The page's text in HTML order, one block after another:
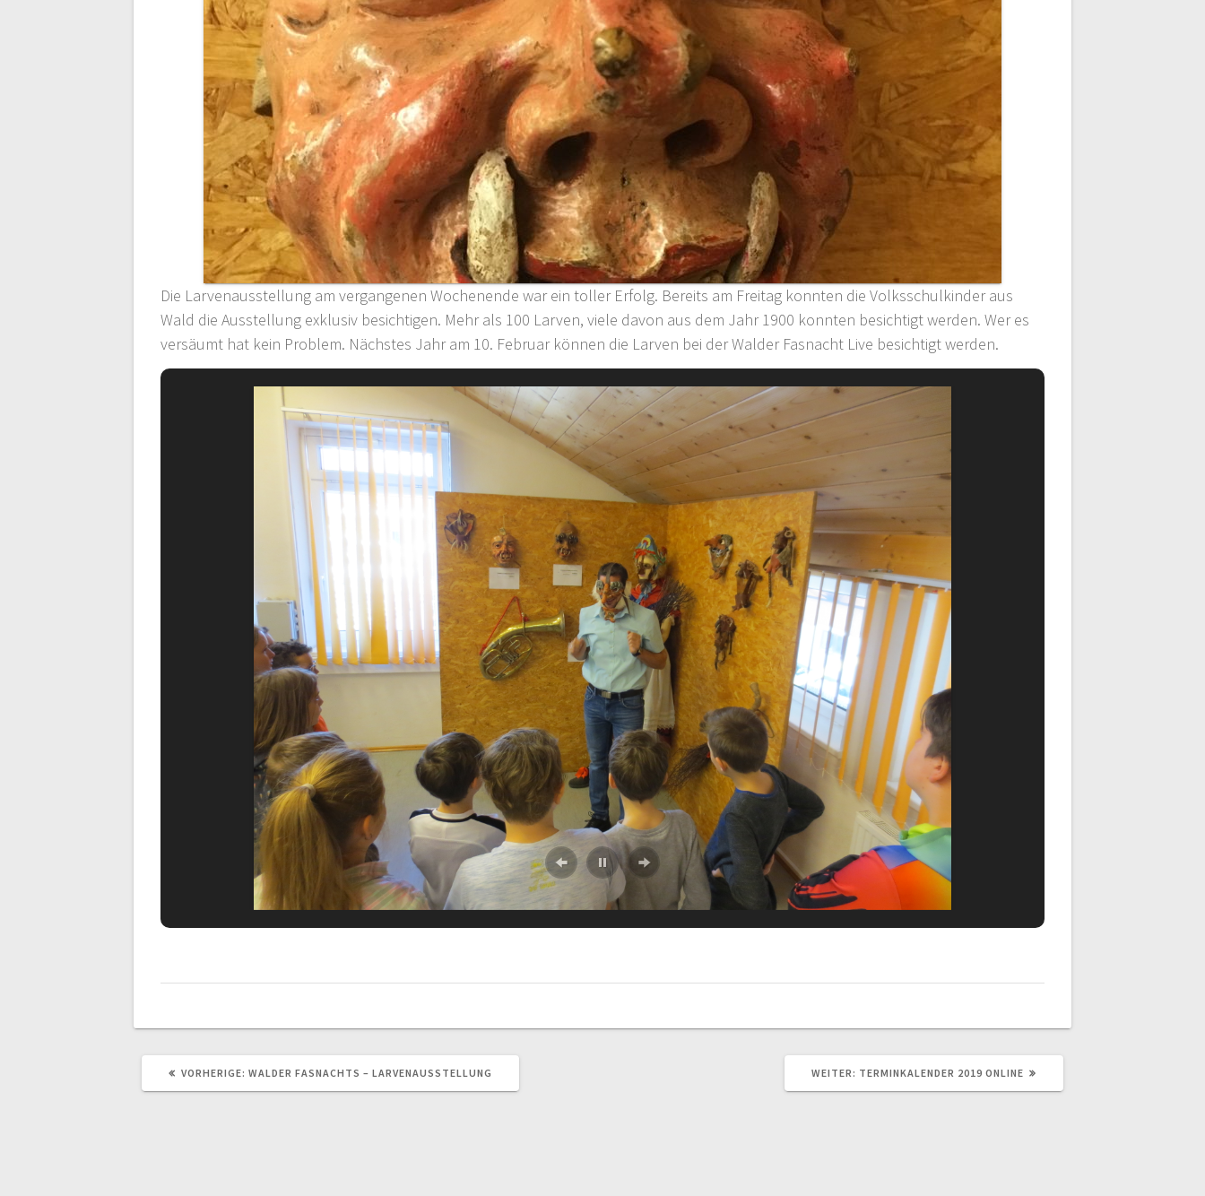
Die Larvenausstellung am vergangenen Wochenende war ein toller Erfolg. Bereits am Freitag konnten die Volksschulkinder aus
Wald die Ausstellung exklusiv besichtigen. Mehr als 100 Larven, viele davon aus dem Jahr 1900 konnten besichtigt werden. Wer es
versäumt hat kein Problem. Nächstes Jahr am 10. Februar können die Larven bei der Walder Fasnacht Live besichtigt werden.
VORHERIGE: VORHERIGER
WALDER FASNACHTS – LARVENAUSSTELLUNG WEITER: NÄCHSTER
TERMINKALENDER 2019 ONLINE